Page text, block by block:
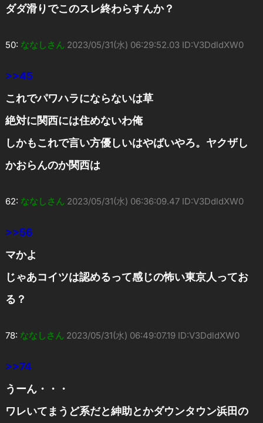
ダダ滑りでこのスレ終わらすんか？
50: ななしさん 2023/05/31(水) 06:29:52.03 ID:V3DdldXW0
>>45
これでパワハラにならないは草
絶対に関西には住めないわ俺
しかもこれで言い方優しいはやばいやろ。ヤクザし
かおらんのか関西は
62: ななしさん 2023/05/31(水) 06:36:09.47 ID:V3DdldXW0
>>56
マかよ
じゃあコイツは認めるって感じの怖い東京人ってお
る？
78: ななしさん 2023/05/31(水) 06:49:07.19 ID:V3DdldXW0
>>74
うーん・・・
ワレいてまうど系だと紳助とかダウンタウン浜田の